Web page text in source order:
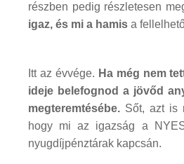
részben pedig részletesen
igaz, és mi a hamis a
Itt az évvége. Ha még nem
ideje belefognod a jövőd
megteremtésébe. Sőt, azt is
hogy mi az igazság a
nyugdíjpénztárak kapcsán.